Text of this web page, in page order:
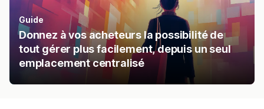
Guide
Donnez à vos acheteurs la possibilité de
tout gérer plus facilement, depuis un seul
emplacement centralisé